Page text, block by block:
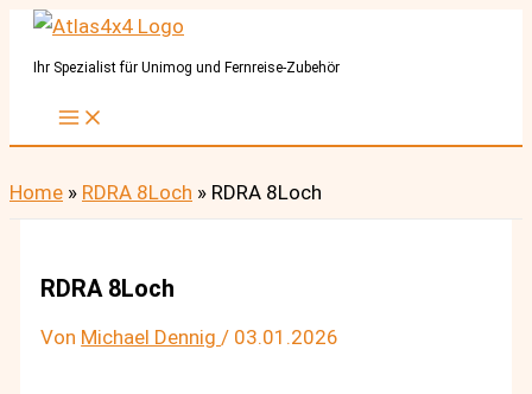
Zum
InhaltIhr Spezialist für Unimog und Fernreise-Zubehör
Home » RDRA 8Loch » RDRA 8Loch
RDRA 8Loch
Von Michael Dennig/ 03.01.2026